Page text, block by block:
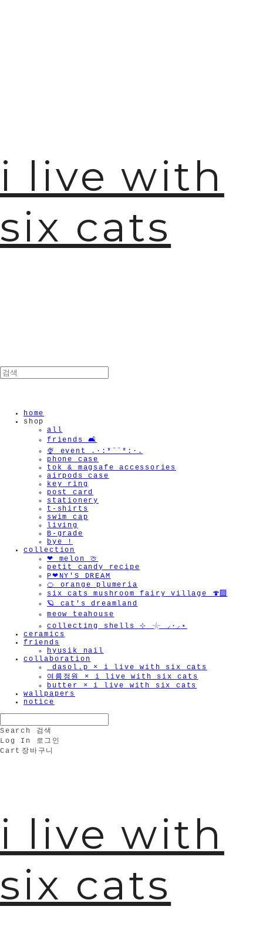
i live with
six cats
home
shop
all
friends 🛋️
🍨 event .·:*¨¨*:·.
phone case
tok & magsafe accessories
airpods case
key ring
post card
stationery
t-shirts
swim cap
living
B-grade
bye !
collection
❤︎ melon 🍈
petit candy recipe
P❤︎NY'S DREAM
🍊 orange plumeria
six cats mushroom fairy village 🍄‍🟫
🪐 cat's dreamland
meow teahouse
collecting shells ⊹ 𓇼 ⸝·⸝⋆
ceramics
friends
hyusik_nail
collaboration
_dasol.p × i live with six cats
여름정원 × i live with six cats
butter × i live with six cats
wallpapers
notice
Search
검색
Log In
로그인
Cart 장바구니
i live with
six cats